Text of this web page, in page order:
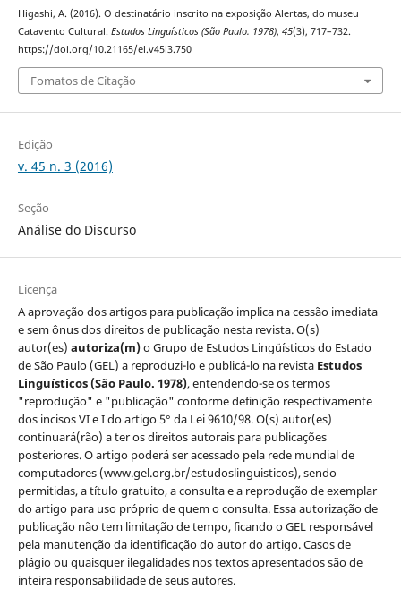
Higashi, A. (2016). O destinatário inscrito na exposição Alertas, do museu
Catavento Cultural. Estudos Linguísticos (São Paulo. 1978), 45(3), 717–732.
https://doi.org/10.21165/el.v45i3.750
Fomatos de Citação
Edição
v. 45 n. 3 (2016)
Seção
Análise do Discurso
Licença
A aprovação dos artigos para publicação implica na cessão imediata
e sem ônus dos direitos de publicação nesta revista. O(s)
autor(es) autoriza(m)o Grupo de Estudos Lingüísticos do Estado
de São Paulo (GEL) a reproduzi-lo e publicá-lo na revista Estudos
Linguísticos(São Paulo. 1978), entendendo-se os termos
"reprodução" e "publicação" conforme definição respectivamente
dos incisos VI e I do artigo 5° da Lei 9610/98. O(s) autor(es)
continuará(rão) a ter os direitos autorais para publicações
posteriores. O artigo poderá ser acessado pela rede mundial de
computadores (www.gel.org.br/estudoslinguisticos), sendo
permitidas, a título gratuito, a consulta e a reprodução de exemplar
do artigo para uso próprio de quem o consulta. Essa autorização de
publicação não tem limitação de tempo, ficando o GEL responsável
pela manutenção da identificação do autor do artigo. Casos de
plágio ou quaisquer ilegalidades nos textos apresentados são de
inteira responsabilidade de seus autores.